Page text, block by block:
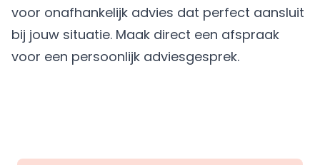
voor onafhankelijk advies dat perfect aansluit
bij jouw situatie. Maak direct een afspraak
voor een persoonlijk adviesgesprek.